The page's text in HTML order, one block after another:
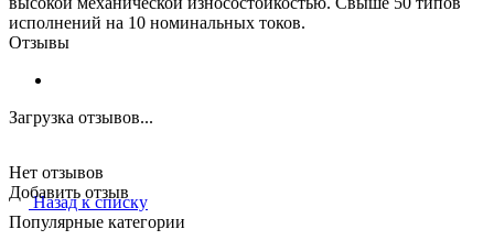
исполнений на 10 номинальных токов.
Отзывы
Загрузка отзывов...
Нет отзывов
Добавить отзыв
Назад к списку
Популярные категории